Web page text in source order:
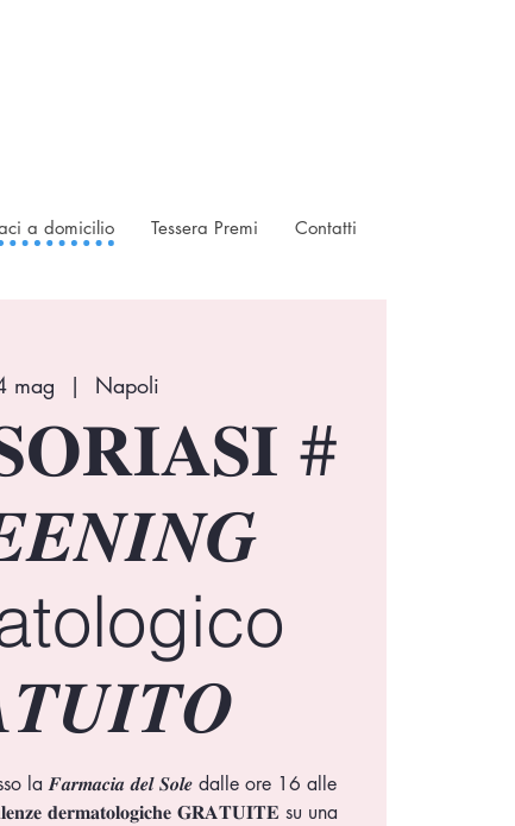
a domicilio Tessera Premi Contatti
mag
  |
Napoli
#
la 𝑭𝒂𝒓𝒎𝒂𝒄𝒊𝒂 𝒅𝒆𝒍 𝑺𝒐𝒍𝒆 dalle ore 16 alle
𝐝𝐞𝐫𝐦𝐚𝐭𝐨𝐥𝐨𝐠𝐢𝐜𝐡𝐞 𝐆𝐑𝐀𝐓𝐔𝐈𝐓𝐄 su una